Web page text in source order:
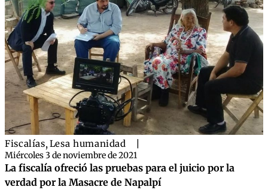
Fiscalías,Lesa humanidad
Miércoles 3 de noviembre de 2021
La fiscalía ofreció las pruebas para el juicio por la
verdad por la Masacre de Napalpí